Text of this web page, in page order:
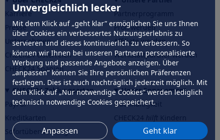
Unvergleichlich lecker
Mit dem Klick auf „geht klar” ermöglichen Sie uns Ihnen
über Cookies ein verbessertes Nutzungserlebnis zu
servieren und dieses kontinuierlich zu verbessern. So
können wir Ihnen bei unseren Partnern personalisierte
Werbung und passende Angebote anzeigen. Über
„anpassen” können Sie Ihre persönlichen Präferenzen
festlegen. Dies ist auch nachträglich jederzeit möglich. Mit
dem Klick auf „Nur notwendige Cookies” werden lediglich
technisch notwendige Cookies gespeichert.
Anpassen Geht klar
Karriere
Presse
Unternehmen
CHECK24 Österreich
CHECK24 Spanien
Partnerprogramm
Profi werden
Affiliate werden
Werkstattpartner werden
CHECK24 Zahlungsarten
PayPal
Sofortüberweisung
Unser Engagement
Nachhaltigkeit
CHECK24hilftder Natur